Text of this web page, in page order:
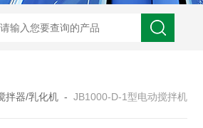
拌器/乳化机 - JB1000-D-1型电动搅拌机